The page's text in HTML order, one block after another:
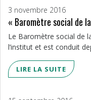
3 novembre 2016
« Baromètre social de
Le Baromètre social de
l’institut et est conduit
LIRE LA SUITE